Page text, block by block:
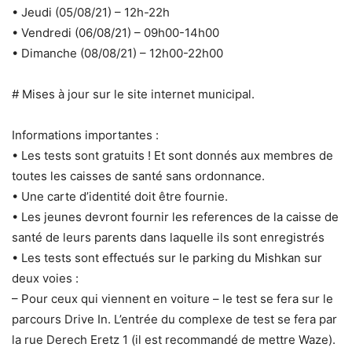
• Jeudi (05/08/21) – 12h-22h
• Vendredi (06/08/21) – 09h00-14h00
• Dimanche (08/08/21) – 12h00-22h00
# Mises à jour sur le site internet municipal.
Informations importantes :
• Les tests sont gratuits ! Et sont donnés aux membres de
toutes les caisses de santé sans ordonnance.
• Une carte d’identité doit être fournie.
• Les jeunes devront fournir les references de la caisse de
santé de leurs parents dans laquelle ils sont enregistrés
• Les tests sont effectués sur le parking du Mishkan sur
deux voies :
– Pour ceux qui viennent en voiture – le test se fera sur le
parcours Drive In. L’entrée du complexe de test se fera par
la rue Derech Eretz 1 (il est recommandé de mettre Waze).